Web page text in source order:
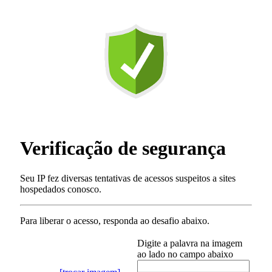
Verificação de segurança
Seu IP fez diversas tentativas de acessos suspeitos a sites
hospedados conosco.
Para liberar o acesso, responda ao desafio abaixo.
Digite a palavra na imagem
ao lado no campo abaixo